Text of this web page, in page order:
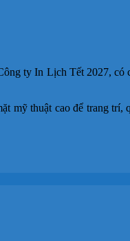
ty In Lịch Tết 2027, có
mỹ thuật cao để trang